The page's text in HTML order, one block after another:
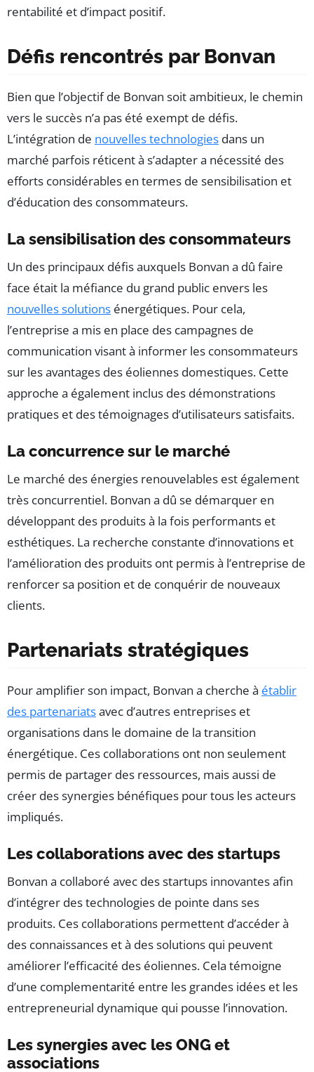
rentabilité et d’impact positif.
Défis rencontrés par Bonvan
Bien que l’objectif de Bonvan soit ambitieux, le chemin
vers le succès n’a pas été exempt de défis.
L’intégration de nouvelles technologies dans un
marché parfois réticent à s’adapter a nécessité des
efforts considérables en termes de sensibilisation et
d’éducation des consommateurs.
La sensibilisation des consommateurs
Un des principaux défis auxquels Bonvan a dû faire
face était la méfiance du grand public envers les
nouvelles solutions énergétiques. Pour cela,
l’entreprise a mis en place des campagnes de
communication visant à informer les consommateurs
sur les avantages des éoliennes domestiques. Cette
approche a également inclus des démonstrations
pratiques et des témoignages d’utilisateurs satisfaits.
La concurrence sur le marché
Le marché des énergies renouvelables est également
très concurrentiel. Bonvan a dû se démarquer en
développant des produits à la fois performants et
esthétiques. La recherche constante d’innovations et
l’amélioration des produits ont permis à l’entreprise de
renforcer sa position et de conquérir de nouveaux
clients.
Partenariats stratégiques
Pour amplifier son impact, Bonvan a cherche à établir
des partenariatsavec d’autres entreprises et
organisations dans le domaine de la transition
énergétique. Ces collaborations ont non seulement
permis de partager des ressources, mais aussi de
créer des synergies bénéfiques pour tous les acteurs
impliqués.
Les collaborations avec des startups
Bonvan a collaboré avec des startups innovantes afin
d’intégrer des technologies de pointe dans ses
produits. Ces collaborations permettent d’accéder à
des connaissances et à des solutions qui peuvent
améliorer l’efficacité des éoliennes. Cela témoigne
d’une complementarité entre les grandes idées et les
entrepreneurial dynamique qui pousse l’innovation.
Les synergies avec les ONG et
associations